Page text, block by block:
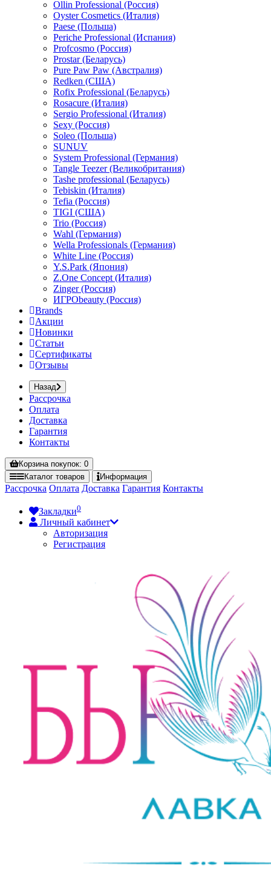
Ollin Professional (Россия)
Oyster Cosmetics (Италия)
Paese (Польша)
Periche Professional (Испания)
Profcosmo (Россия)
Prostar (Беларусь)
Pure Paw Paw (Австралия)
Redken (США)
Rofix Professional (Беларусь)
Rosacure (Италия)
Sergio Professional (Италия)
Sexy (Россия)
Soleo (Польша)
SUNUV
System Professional (Германия)
Tangle Teezer (Великобритания)
Tashe professional (Беларусь)
Tebiskin (Италия)
Tefia (Россия)
TIGI (США)
Trio (Россия)
Wahl (Германия)
Wella Professionals (Германия)
White Line (Россия)
Y.S.Park (Япония)
Z.One Concept (Италия)
Zinger (Россия)
ИГРОbeauty (Россия)
Brands
Акции
Новинки
Статьи
Сертификаты
Отзывы
Назад
Рассрочка
Оплата
Доставка
Гарантия
Контакты
Корзинапокупок: 0
Каталог товаров Информация
Рассрочка Оплата Доставка Гарантия Контакты
Закладки0
Личный кабинет
Авторизация
Регистрация